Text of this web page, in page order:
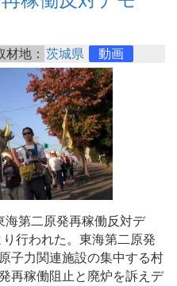
材地： 茨城県 動画
第二原発再稼働反対デ
行われた。東海第二原発
子力関連施設の集中する村
再稼働阻止と廃炉を訴えデ